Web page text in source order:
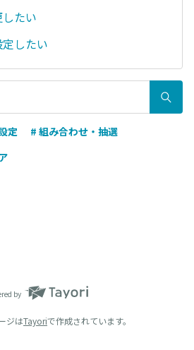
たい
したい
定
# 組み合わせ・抽選
by
ジはTayoriで作成されています。